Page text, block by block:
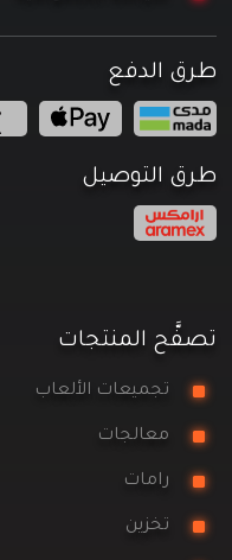
طرق الدفع
طرق التوصيل
تصفَّح المنتجات
تجميعات الألعاب
معالجات
رامات
تخزين